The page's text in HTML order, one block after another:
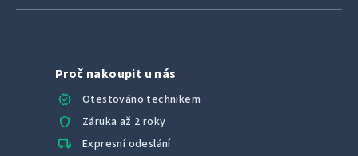
Proč nakoupit u nás
verified
Otestováno technikem
shield Záruka až 2 roky
local_shipping Expresní odeslání